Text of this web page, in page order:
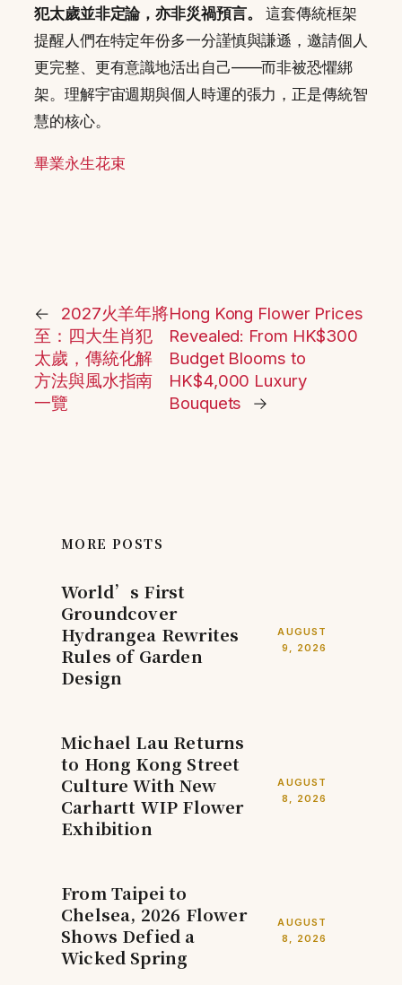
犯太歲並非定論，亦非災禍預言。
這套傳統框架
提醒人們在特定年份多一分謹慎與謙遜，邀請個人
更完整、更有意識地活出自己——而非被恐懼綁
架。理解宇宙週期與個人時運的張力，正是傳統智
慧的核心。
畢業永生花束
←
2027火羊年將
至：四大生肖犯
太歲，傳統化解
方法與風水指南
一覽
Hong Kong Flower Prices
Revealed: From HK$300
Budget Blooms to
HK$4,000 Luxury
Bouquets
→
MORE POSTS
World’s First
Groundcover
Hydrangea Rewrites
Rules of Garden
Design
AUGUST
9, 2026
Michael Lau Returns
to Hong Kong Street
Culture With New
Carhartt WIP Flower
Exhibition
AUGUST
8, 2026
From Taipei to
Chelsea, 2026 Flower
Shows Defied a
Wicked Spring
AUGUST
8, 2026